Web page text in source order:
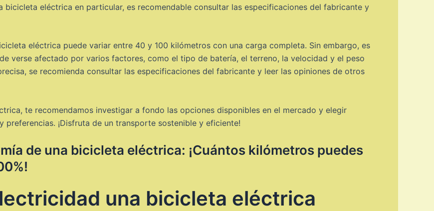
bicicleta eléctrica en particular, es recomendable consultar las especificaciones del fabricante y
eléctrica puede variar entre 40 y 100 kilómetros con una carga completa. Sin embargo, es
verse afectado por varios factores, como el tipo de batería, el terreno, la velocidad y el peso
se recomienda consultar las especificaciones del fabricante y leer las opiniones de otros
te recomendamos investigar a fondo las opciones disponibles en el mercado y elegir
preferencias. ¡Disfruta de un transporte sostenible y eficiente!
de una bicicleta eléctrica: ¡Cuántos kilómetros puedes
una bicicleta eléctrica